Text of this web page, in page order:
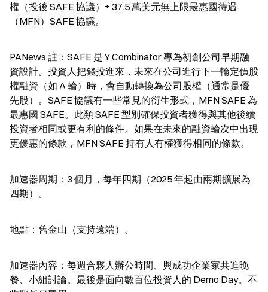
權（投後 SAFE 協議）+ 37.5 萬美元無上限最惠國待遇
（MFN）SAFE 協議。
PANews 註：SAFE 是 Y Combinator 專為初創公司早期融
資設計。投資人把錢投進來，未來在公司進行下一輪定價股
權融資（如 A 輪）時，會自動轉換為公司股權（通常是優
先股）。SAFE 協議有一些常見的衍生形式，MFN SAFE 為
最惠國 SAFE。此類 SAFE 型別確保投資者獲得與其他後續
投資者相同或更有利的條件。如果在未來的融資輪次中出現
更優惠的條款，MFN SAFE 持有人有權獲得相同的條款。
加速器周期：3 個月，每年四期（2025 年起由兩期擴展為
四期）。
地點：舊金山（支持遠端）。
加速器內容：每週合夥人辦公時間、與成功企業家共進晚
餐、小組討論。最後是面向數百位投資人的 Demo Day。不